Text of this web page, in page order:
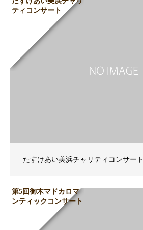
ティコンサート
たすけあい美浜チャリティコンサート
第5回御木マドカロマ
ンティックコンサート